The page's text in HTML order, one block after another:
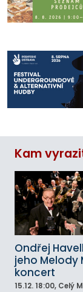
Kam
Ondřej
jeho Melody
koncert
15.12. 18:00, Celý